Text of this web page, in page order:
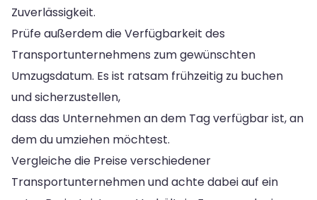
Zuverlässigkeit.
Prüfe außerdem die Verfügbarkeit des
Transportunternehmens zum gewünschten
Umzugsdatum. Es ist ratsam frühzeitig zu buchen
und sicherzustellen,
dass das Unternehmen an dem Tag verfügbar ist, an
dem du umziehen möchtest.
Vergleiche die Preise verschiedener
Transportunternehmen und achte dabei auf ein